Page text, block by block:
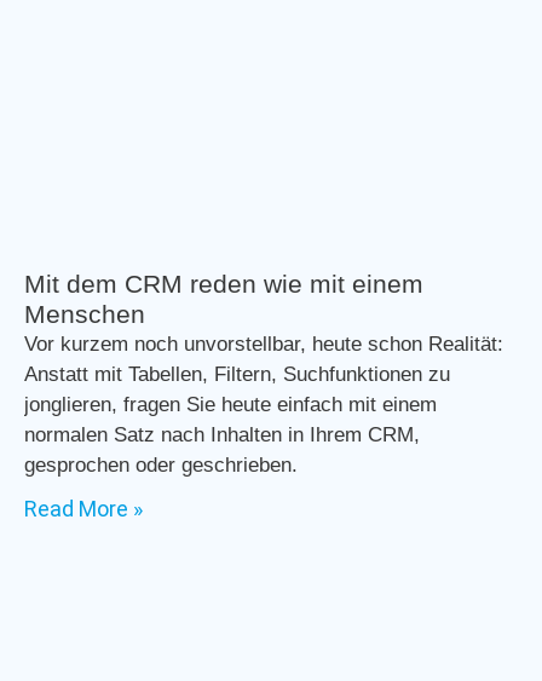
Mit dem CRM reden wie mit einem
Menschen
Vor kurzem noch unvorstellbar, heute schon Realität:
Anstatt mit Tabellen, Filtern, Suchfunktionen zu
jonglieren, fragen Sie heute einfach mit einem
normalen Satz nach Inhalten in Ihrem CRM,
gesprochen oder geschrieben.
Read More »